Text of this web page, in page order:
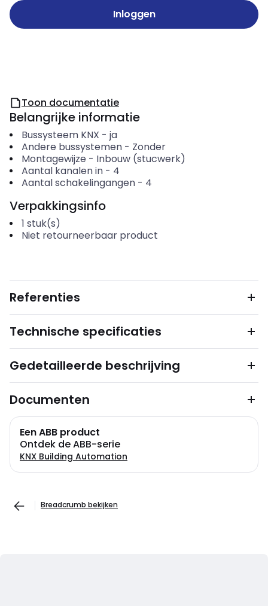
Inloggen
Toon documentatie
Belangrijke informatie
Bussysteem KNX - ja
Andere bussystemen- Zonder
Montagewijze - Inbouw (stucwerk)
Aantal kanalen in- 4
Aantal schakelingangen- 4
Verpakkingsinfo
1 stuk(s)
Niet retourneerbaar product
Referenties
Technische specificaties
Gedetailleerde beschrijving
Documenten
Een ABB product
Ontdek de ABB-serie
KNX Building Automation
Breadcrumb bekijken